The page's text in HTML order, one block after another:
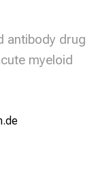
antibody drug
myeloid
mi